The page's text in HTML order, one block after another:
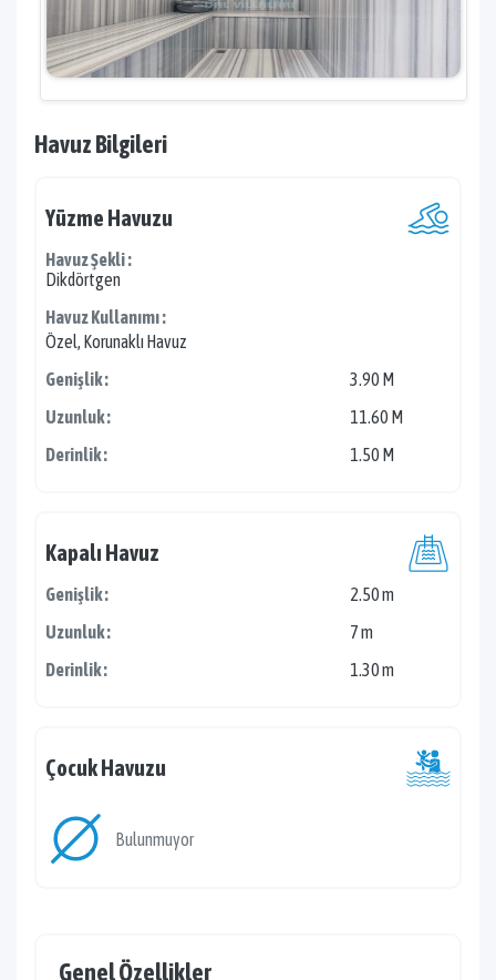
Havuz Bilgileri
Yüzme Havuzu
Havuz Şekli :
Dikdörtgen
Havuz Kullanımı :
Özel, Korunaklı Havuz
Genişlik :
3.90 M
Uzunluk :
11.60 M
Derinlik :
1.50 M
Kapalı Havuz
Genişlik :
2.50 m
Uzunluk :
7 m
Derinlik :
1.30 m
Çocuk Havuzu
Bulunmuyor
Genel Özellikler